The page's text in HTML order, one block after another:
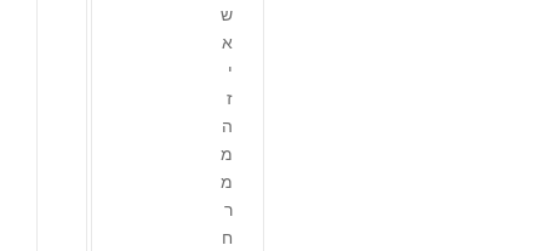
ש
א
י
ז
ה
מ
מ
ר
ח